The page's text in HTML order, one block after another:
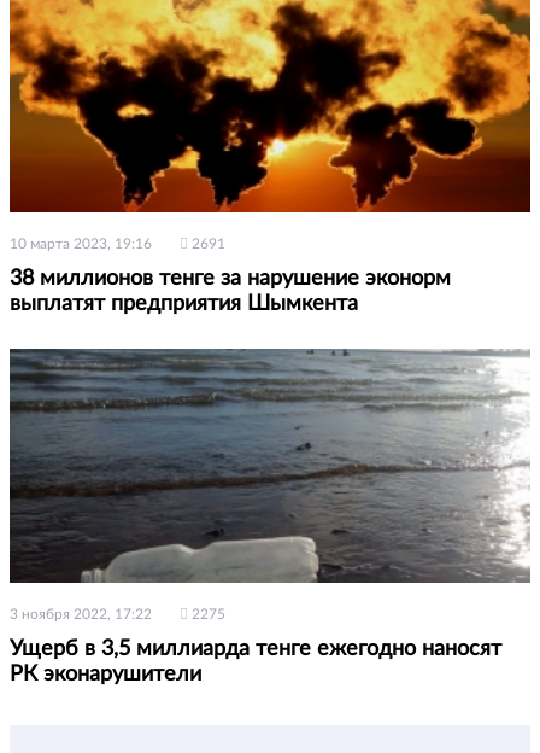
10 марта 2023, 19:16 2691
38 миллионов тенге за нарушение эконорм
выплатят предприятия Шымкента
3 ноября 2022, 17:22 2275
Ущерб в 3,5 миллиарда тенге ежегодно наносят
РК эконарушители